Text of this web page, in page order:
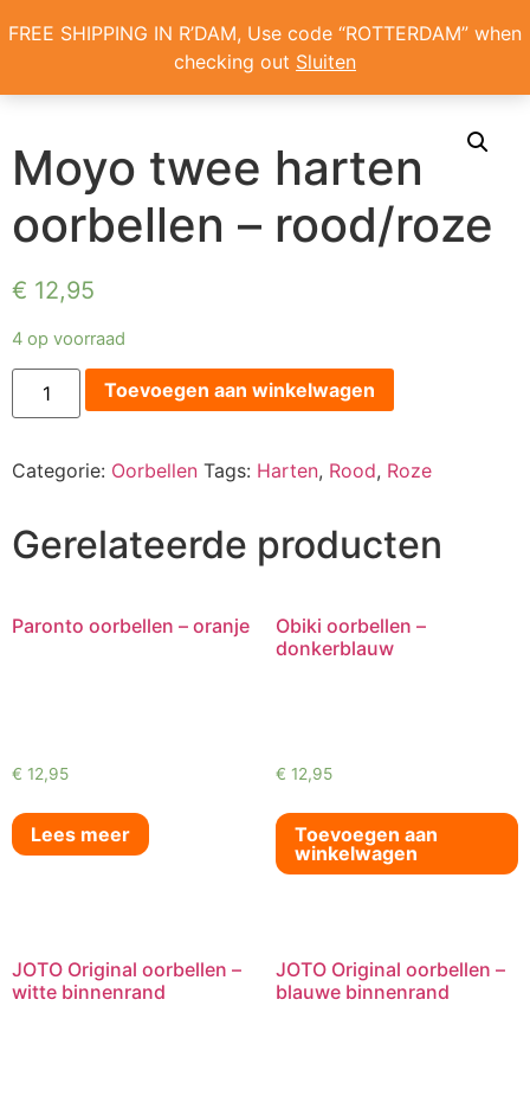
Moyo twee harten
oorbellen – rood/roze
€ 12,95
4 op voorraad
Toevoegen aan winkelwagen
Categorie: Oorbellen Tags: Harten, Rood, Roze
Gerelateerde producten
Paronto oorbellen – oranje
€ 12,95
Lees meer
Obiki oorbellen –
donkerblauw
€ 12,95
Toevoegen aan
winkelwagen
JOTO Original oorbellen –
witte binnenrand
JOTO Original oorbellen –
blauwe binnenrand
FREE SHIPPING IN R’DAM, Use code “ROTTERDAM” when
checking out Sluiten